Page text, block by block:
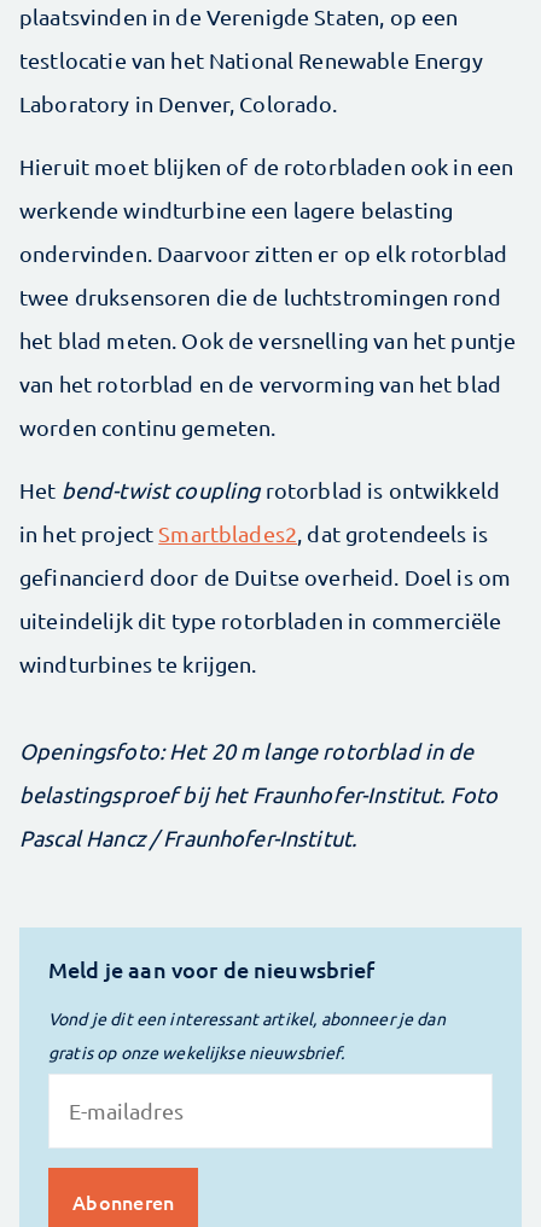
plaatsvinden in de Verenigde Staten, op een
testlocatie van het National Renewable Energy
Laboratory in Denver, Colorado.
Hieruit moet blijken of de rotorbladen ook in een
werkende windturbine een lagere belasting
ondervinden. Daarvoor zitten er op elk rotorblad
twee druksensoren die de luchtstromingen rond
het blad meten. Ook de versnelling van het puntje
van het rotorblad en de vervorming van het blad
worden continu gemeten.
Het bend-twist coupling rotorblad is ontwikkeld
in het project Smartblades2, dat grotendeels is
gefinancierd door de Duitse overheid. Doel is om
uiteindelijk dit type rotorbladen in commerciële
windturbines te krijgen.
Openingsfoto: Het 20 m lange rotorblad in de
belastingsproef bij het Fraunhofer-Institut. Foto
Pascal Hancz / Fraunhofer-Institut.
Meld je aan voor de nieuwsbrief
Vond je dit een interessant artikel, abonneer je dan
gratis op onze wekelijkse nieuwsbrief.